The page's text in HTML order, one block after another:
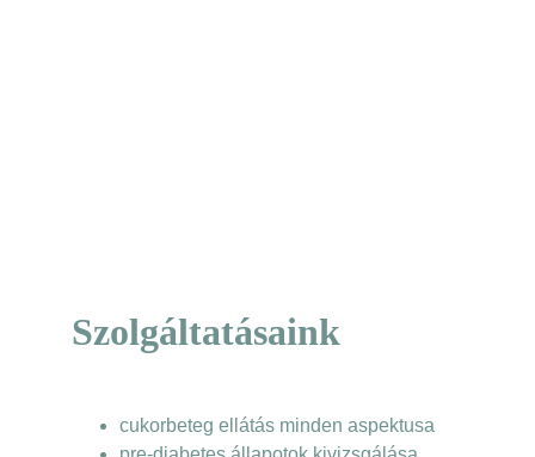
Szolgáltatásaink
cukorbeteg ellátás minden aspektusa